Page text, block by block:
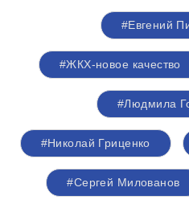
#Евгений
#ЖКХ-новое качество
#Людмила
#Николай Гриценко
#Сергей Милованов